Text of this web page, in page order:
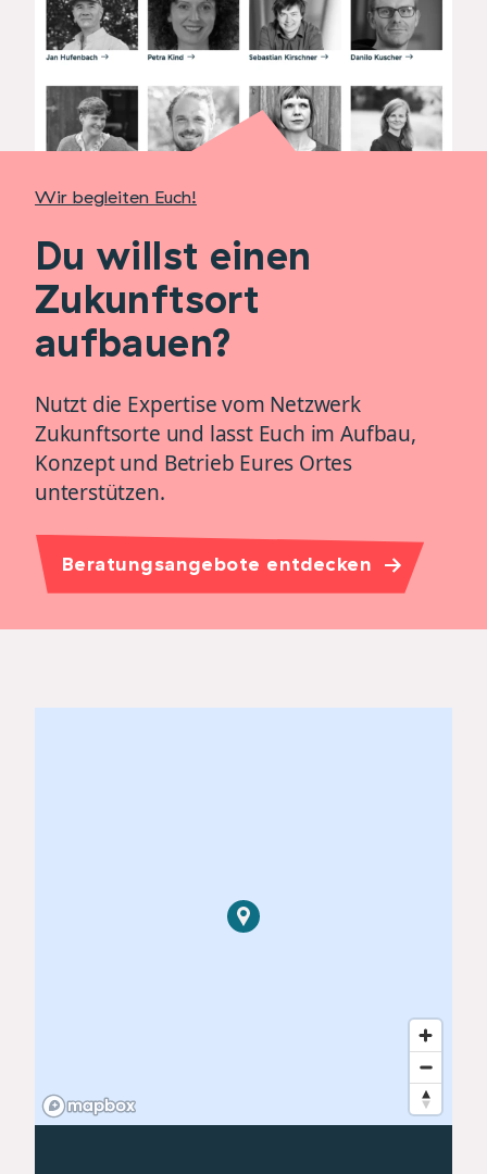
Wir begleiten Euch!
Du willst einen
Zukunftsort
aufbauen?
Nutzt die Expertise vom Netzwerk
Zukunftsorte und lasst Euch im Aufbau,
Konzept und Betrieb Eures Ortes
unterstützen.
Beratungsangebote entdecken